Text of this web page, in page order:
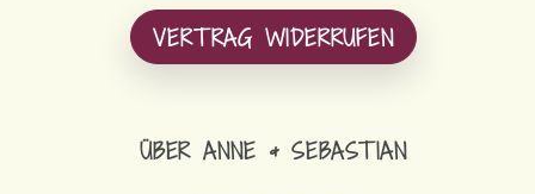
VERTRAG WIDERRUFEN
ÜBER ANNE & SEBASTIAN